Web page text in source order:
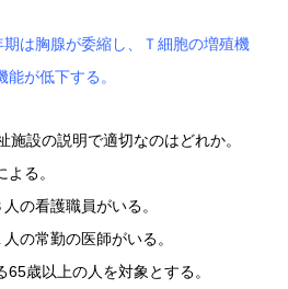
胸腺が委縮し、Ｔ細胞の増殖機
が低下する。
設の説明で適切なのはどれか。
る。
の看護職員がいる。
の常勤の医師がいる。
歳以上の人を対象とする。